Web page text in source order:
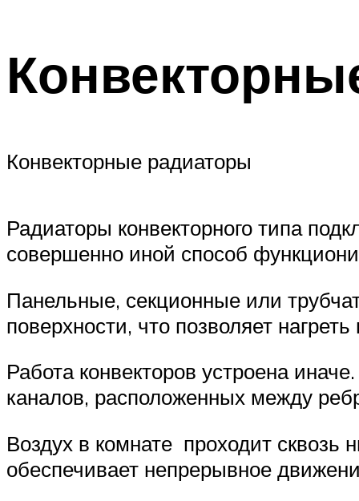
Конвекторные радиаторы
Радиаторы конвекторного типа
совершенно иной способ
Панельные, секционные или
поверхности, что позволяет
Работа конвекторов устроена
каналов, расположенных между
Воздух в комнате проходит сквозь
обеспечивает непрерывное